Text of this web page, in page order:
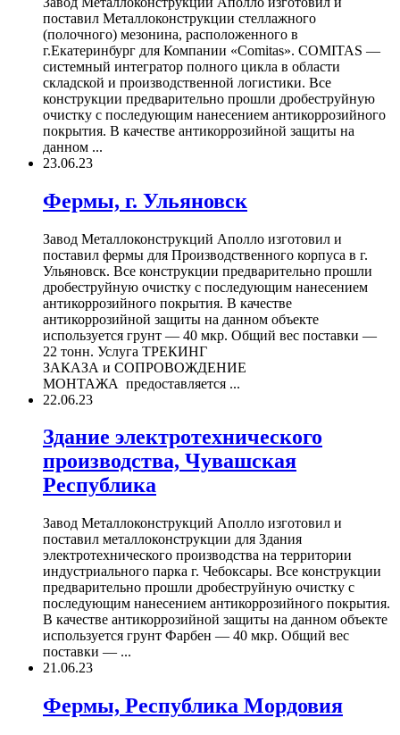
поставил Металлоконструкции стеллажного
(полочного) мезонина, расположенного в
г.Екатеринбург для Компании «Comitas». COMITAS —
системный интегратор полного цикла в области
складской и производственной логистики. Все
конструкции предварительно прошли дробеструйную
очистку с последующим нанесением антикоррозийного
покрытия. В качестве антикоррозийной защиты на
данном ...
23.06.23
Фермы, г. Ульяновск
Завод Металлоконструкций Аполло изготовил и
поставил фермы для Производственного корпуса в г.
Ульяновск. Все конструкции предварительно прошли
дробеструйную очистку с последующим нанесением
антикоррозийного покрытия. В качестве
антикоррозийной защиты на данном объекте
используется грунт — 40 мкр. Общий вес поставки —
22 тонн. Услуга ТРЕКИНГ
ЗАКАЗА и СОПРОВОЖДЕНИЕ
МОНТАЖА предоставляется ...
22.06.23
Здание электротехнического
производства, Чувашская
Республика
Завод Металлоконструкций Аполло изготовил и
поставил металлоконструкции для Здания
электротехнического производства на территории
индустриального парка г. Чебоксары. Все конструкции
предварительно прошли дробеструйную очистку с
последующим нанесением антикоррозийного покрытия.
В качестве антикоррозийной защиты на данном объекте
используется грунт Фарбен — 40 мкр. Общий вес
поставки — ...
21.06.23
Фермы, Республика Мордовия